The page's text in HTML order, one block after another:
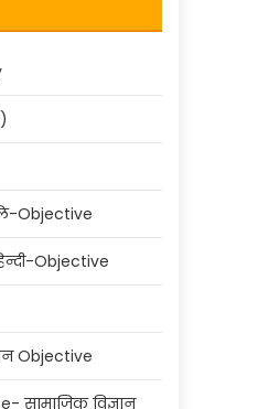
Objective
Objective
Objective
सामाजिक विज्ञान